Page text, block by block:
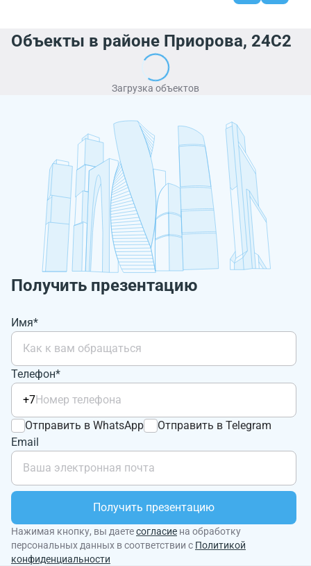
Объекты в районе Приорова, 24С2
Загрузка объектов
Получить презентацию
Имя*
Телефон*
+7
Отправить в WhatsApp
Отправить в Telegram
Email
Получить презентацию
Нажимая кнопку, вы даетесогласие на обработку
персональных данных в соответствии с Политикой
конфиденциальности